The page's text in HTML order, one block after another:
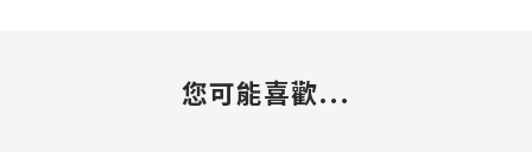
您可能喜歡...